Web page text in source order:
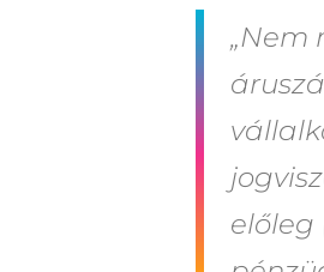
„Nem
előleg